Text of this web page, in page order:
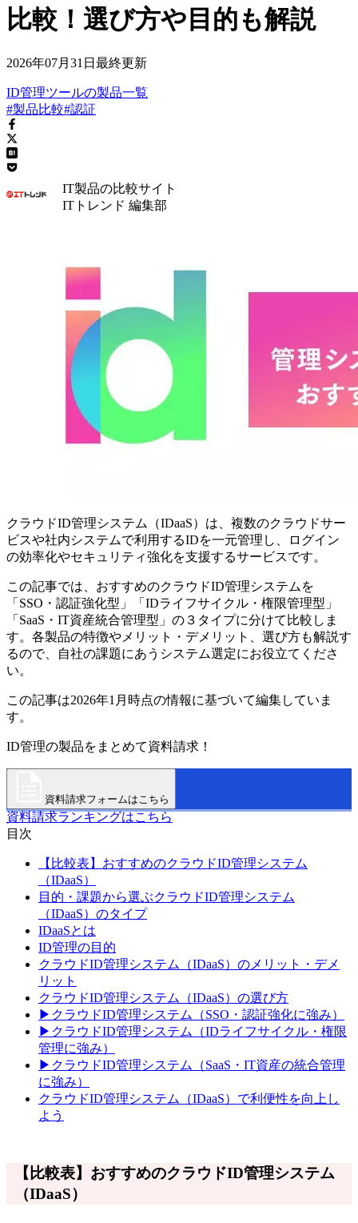
比較！選び方や目的も解説
2026年07月31日 最終更新
ID管理ツールの製品一覧
#製品比較#認証
IT製品の比較サイト
ITトレンド 編集部
クラウドID管理システム（IDaaS）は、複数のクラウドサー
ビスや社内システムで利用するIDを一元管理し、ログイン
の効率化やセキュリティ強化を支援するサービスです。
この記事では、おすすめのクラウドID管理システムを
「SSO・認証強化型」「IDライフサイクル・権限管理型」
「SaaS・IT資産統合管理型」の３タイプに分けて比較しま
す。各製品の特徴やメリット・デメリット、選び方も解説す
るので、自社の課題にあうシステム選定にお役立てくださ
い。
この記事は2026年1月時点の情報に基づいて編集していま
す。
ID管理の製品をまとめて資料請求！
資料請求フォームはこちら
資料請求ランキングはこちら
目次
【比較表】おすすめのクラウドID管理システム
（IDaaS）
目的・課題から選ぶクラウドID管理システム
（IDaaS）のタイプ
IDaaSとは
ID管理の目的
クラウドID管理システム（IDaaS）のメリット・デメ
リット
クラウドID管理システム（IDaaS）の選び方
▶クラウドID管理システム（SSO・認証強化に強み）
▶クラウドID管理システム（IDライフサイクル・権限
管理に強み）
▶クラウドID管理システム（SaaS・IT資産の統合管理
に強み）
クラウドID管理システム（IDaaS）で利便性を向上し
よう
【比較表】おすすめのクラウドID管理システム
（IDaaS）